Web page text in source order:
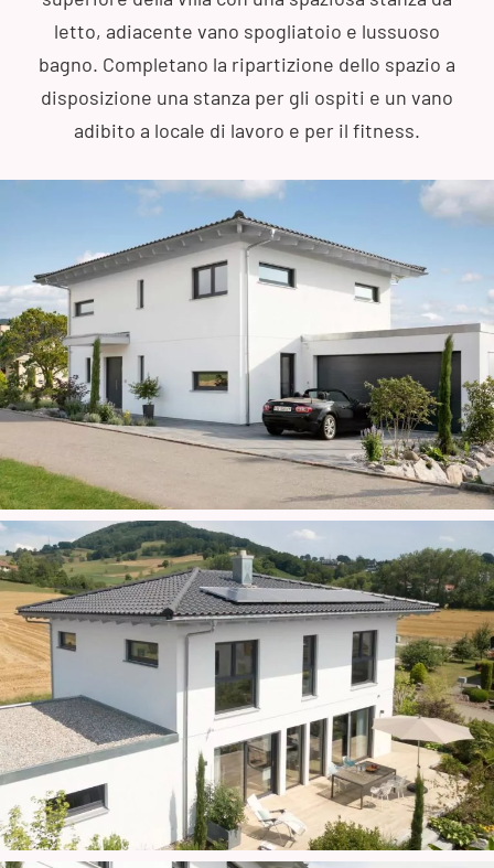
letto, adiacente vano spogliatoio e lussuoso
bagno. Completano la ripartizione dello spazio a
disposizione una stanza per gli ospiti e un vano
adibito a locale di lavoro e per il fitness.